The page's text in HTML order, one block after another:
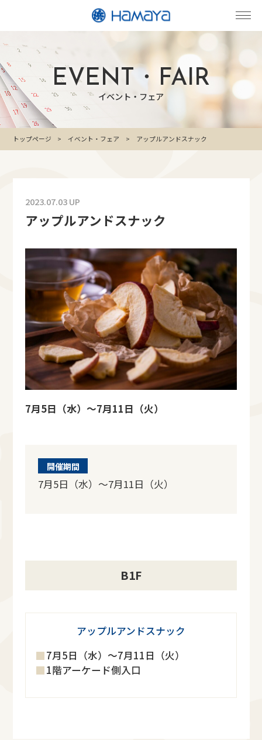
EVENT・FAIR
イベント・フェア
トップページ イベント・フェア アップルアンドスナック
2023.07.03 UP
アップルアンドスナック
7月5日（水）～7月11日（火）
開催期間
7月5日（水）～7月11日（火）
B1F
アップルアンドスナック
7月5日（水）～7月11日（火）
1階アーケード側入口